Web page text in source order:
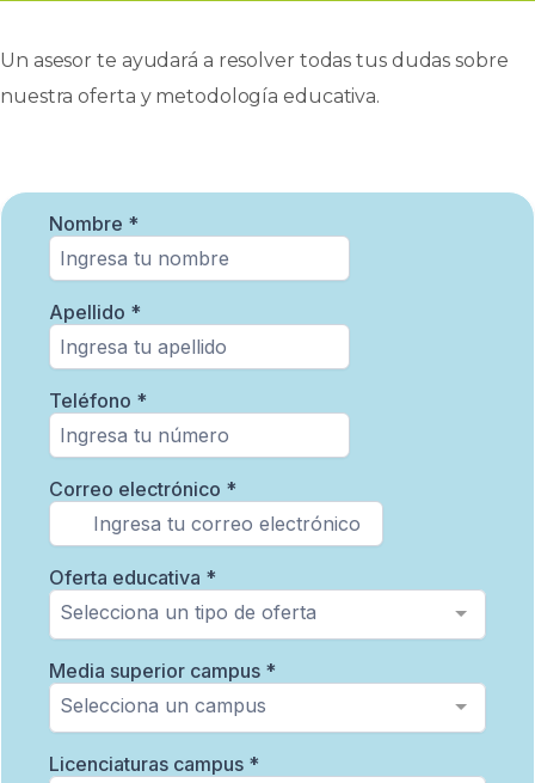
Un asesor te ayudará a resolver todas tus dudas sobre
nuestra oferta y metodología educativa.